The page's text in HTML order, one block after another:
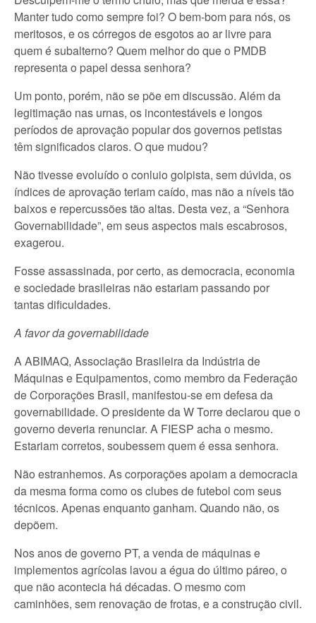
Manter tudo como sempre foi? O bem-bom para nós, os
meritosos, e os córregos de esgotos ao ar livre para
quem é subalterno? Quem melhor do que o PMDB
representa o papel dessa senhora?
Um ponto, porém, não se põe em discussão. Além da
legitimação nas urnas, os incontestáveis e longos
períodos de aprovação popular dos governos petistas
têm significados claros. O que mudou?
Não tivesse evoluído o conluio golpista, sem dúvida, os
índices de aprovação teriam caído, mas não a níveis tão
baixos e repercussões tão altas. Desta vez, a “Senhora
Governabilidade”, em seus aspectos mais escabrosos,
exagerou.
Fosse assassinada, por certo, as democracia, economia
e sociedade brasileiras não estariam passando por
tantas dificuldades.
A favor da governabilidade
A ABIMAQ, Associação Brasileira da Indústria de
Máquinas e Equipamentos, como membro da Federação
de Corporações Brasil, manifestou-se em defesa da
governabilidade. O presidente da W Torre declarou que o
governo deveria renunciar. A FIESP acha o mesmo.
Estariam corretos, soubessem quem é essa senhora.
Não estranhemos. As corporações apoiam a democracia
da mesma forma como os clubes de futebol com seus
técnicos. Apenas enquanto ganham. Quando não, os
depõem.
Nos anos de governo PT, a venda de máquinas e
implementos agrícolas lavou a égua do último páreo, o
que não acontecia há décadas. O mesmo com
caminhões, sem renovação de frotas, e a construção civil.